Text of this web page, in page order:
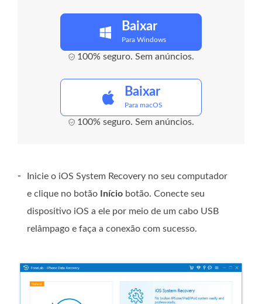
Baixar
Para Windows
100% seguro. Sem anúncios.
Baixar
Para macOS
100% seguro. Sem anúncios.
-
Inicie o iOS System Recovery no seu computador
e clique no botão
Início botão. Conecte seu
dispositivo iOS a ele por meio de um cabo USB
relâmpago e faça a conexão com sucesso.